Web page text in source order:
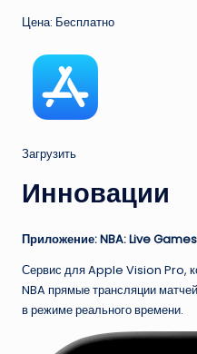
Цена: Бесплатно
Загрузить
Инновации
Приложение: NBA: Live
Сервис для Apple Vision Pro,
NBA прямые трансляции
в режиме реального времени.